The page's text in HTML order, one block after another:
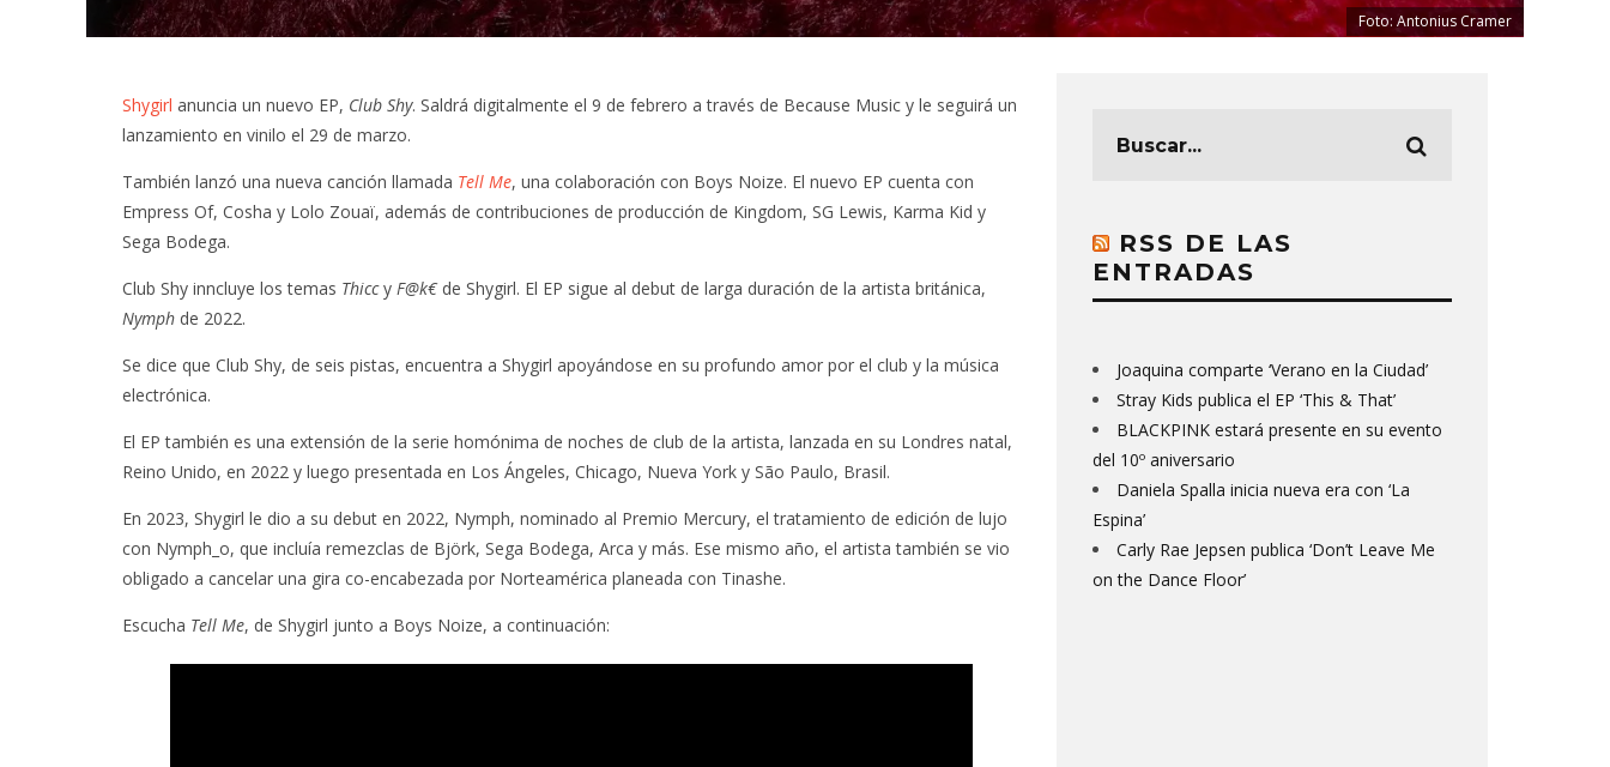
Foto: Antonius Cramer
Shygirl anuncia un nuevo EP, Club Shy. Saldrá digitalmente el 9 de febrero a través de Because Music y le seguirá un
lanzamiento en vinilo el 29 de marzo.
También lanzó una nueva canción llamada Tell Me, una colaboración con Boys Noize. El nuevo EP cuenta con
Empress Of, Cosha y Lolo Zouaï, además de contribuciones de producción de Kingdom, SG Lewis, Karma Kid y
Sega Bodega.
Club Shy inncluye los temas Thiccy F@k€de Shygirl. El EP sigue al debut de larga duración de la artista británica,
Nymph de 2022.
Se dice que Club Shy, de seis pistas, encuentra a Shygirl apoyándose en su profundo amor por el club y la música
electrónica.
El EP también es una extensión de la serie homónima de noches de club de la artista, lanzada en su Londres natal,
Reino Unido, en 2022 y luego presentada en Los Ángeles, Chicago, Nueva York y São Paulo, Brasil.
En 2023, Shygirl le dio a su debut en 2022, Nymph, nominado al Premio Mercury, el tratamiento de edición de lujo
con Nymph_o, que incluía remezclas de Björk, Sega Bodega, Arca y más. Ese mismo año, el artista también se vio
obligado a cancelar una gira co-encabezada por Norteamérica planeada con Tinashe.
Escucha Tell Me, de Shygirl junto a Boys Noize, a continuación:
RSS DE LAS
ENTRADAS
Joaquina comparte ‘Verano en la Ciudad’
Stray Kids publica el EP ‘This & That’
BLACKPINK estará presente en su evento
del 10º aniversario
Daniela Spalla inicia nueva era con ‘La
Espina’
Carly Rae Jepsen publica ‘Don’t Leave Me
on the Dance Floor’